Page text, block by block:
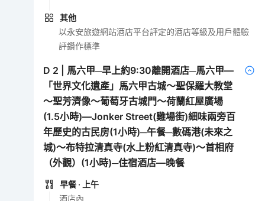
其他
以永安旅遊網站酒店平台評定的酒店等級及用戶體驗
評鑽作標準
D 2
馬六甲─早上約9:30離開酒店─馬六甲—
「世界文化遺產」馬六甲古城～聖保羅大教堂
～聖芳濟像～葡萄牙古城門～荷蘭紅屋廣場
(1.5小時)—Jonker Street(雞場街)細味兩旁百
年歷史的古民房(1小時)─午餐─數碼港(未來之
城)～布特拉清真寺(水上粉紅清真寺)～首相府
（外觀）(1小時)─住宿酒店—晚餐
早餐 · 上午
酒店內